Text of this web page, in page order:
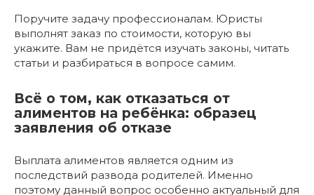
Поручите задачу профессионалам. Юристы
выполнят заказ по стоимости, которую вы
укажите. Вам не придётся изучать законы, читать
статьи и разбираться в вопросе самим.
Всё о том, как отказаться от
алиментов на ребёнка: образец
заявления об отказе
Выплата алиментов является одним из
последствий развода родителей. Именно
поэтому данный вопрос особенно актуальный для